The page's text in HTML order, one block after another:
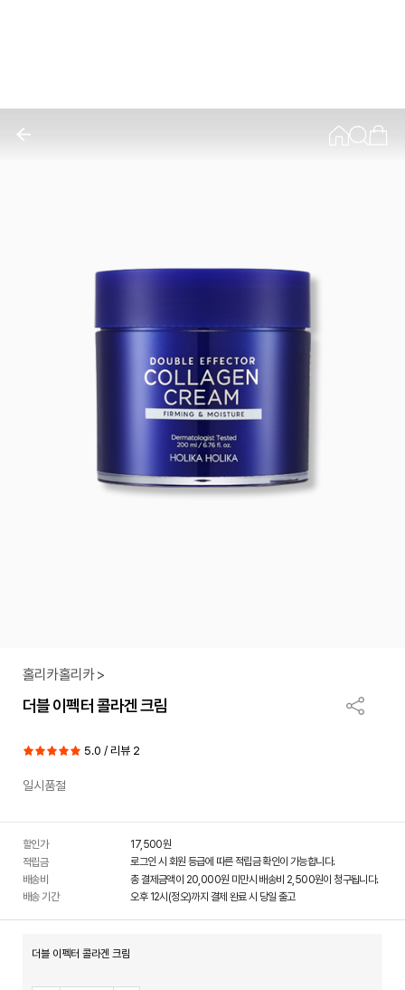
홀리카홀리카 >
더블 이펙터 콜라겐 크림
5.0 / 리뷰 2
일시품절
할인가 17,500원
적립금
로그인 시 회원 등급에 따른 적립금 확인이 가능합니다.
배송비
총 결제금액이 20,000원 미만시 배송비 2,500원이 청구됩니다.
배송 기간
오후 12시(정오)까지 결제 완료 시 당일 출고
더블 이펙터 콜라겐 크림